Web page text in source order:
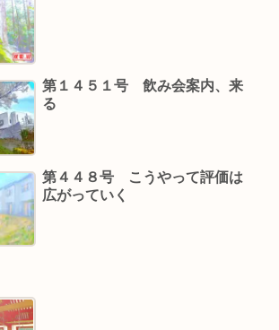
第１４５１号 飲み会案内、来
る
第４４８号 こうやって評価は
広がっていく